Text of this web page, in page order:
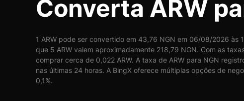
Converta ARW
1 ARW pode ser convertido em 43,76 NGN em 06/08/2026 às
que 5 ARW valem aproximadamente 218,79 NGN. Com as
comprar cerca de 0,022 ARW. A taxa de ARW para NGN
nas últimas 24 horas. A BingX oferece múltiplas opções de
0,1%.